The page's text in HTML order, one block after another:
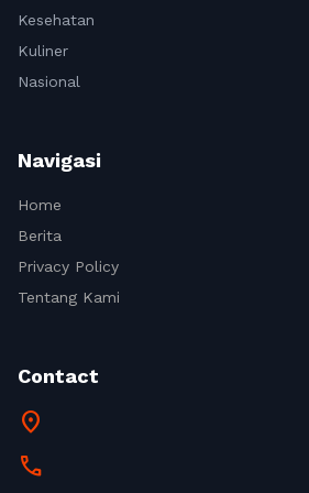
Kesehatan
Kuliner
Nasional
Navigasi
Home
Berita
Privacy Policy
Tentang Kami
Contact
location_on
call